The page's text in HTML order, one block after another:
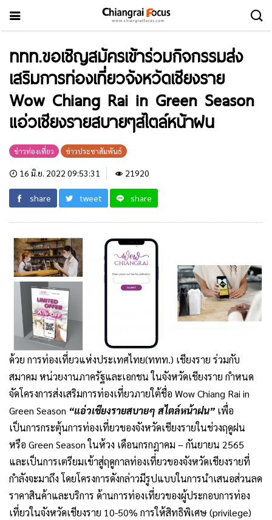
ททท.ขอเชิญสมัครเข้าร่วมกิจกรรมส่ง
เสริมการท่องเที่ยวจังหวัดเชียงราย
Wow Chiang Rai in Green Season
แอ่วเชียงรายสบายๆสไตล์หน้าฝน
ข่าวท่องเที่ยว ข่าวประชาสัมพันธ์
16 มิ.ย. 2022 09:53:31 21920
share tweet share
ด้วย การท่องเที่ยวแห่งประเทศไทย(ททท.) เชียงราย ร่วมกับ
สมาคม หน่วยงานภาครัฐและเอกชน ในจังหวัดเชียงราย กำหนด
จัดโครงการส่งเสริมการท่องเที่ยวภายใต้ชื่อ Wow Chiang Rai in
Green Season “แอ่วเชียงรายสบายๆ สไตล์หน้าฝน” เพื่อ
เป็นการกระตุ้นการท่องเที่ยวของจังหวัดเชียงรายในช่วงฤดูฝน
หรือ Green Season ในห้วง เดือนกรกฎาคม – กันยายน 2565
และเป็นการเตรียมเข้าสู่ฤดูกาลท่องเที่ยวของจังหวัดเชียงรายที่
กำลังจะมาถึง โดยโครงการดังกล่าวมีรูปแบบในการนำเสนอส่วนลด
ราคาสินค้าและบริการ ด้านการท่องเที่ยวของผู้ประกอบการท่อง
เที่ยวในจังหวัดเชียงราย 10-50% การให้สิทธิพิเศษ (privilege)